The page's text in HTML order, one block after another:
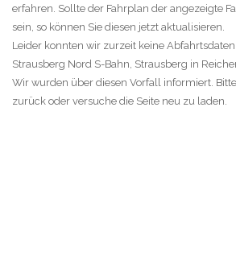
erfahren. Sollte der Fahrplan der angezeigte
sein, so können Sie diesen jetzt aktualisieren.
Leider konnten wir zurzeit keine
Strausberg Nord S-Bahn, Strausberg in
Wir wurden über diesen Vorfall informiert.
zurück oder versuche die Seite neu zu laden.